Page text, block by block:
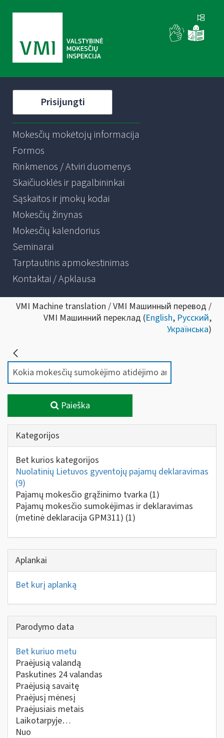
Prisijungti
Mokesčių mokėtojų informacija
Formos
Rinkmenos / Atviri duomenys
Skaičiuoklės ir pagalbininkai
Sąskaitos ir įmokų kodai
Mokesčių žinynas
Mokesčių kalendorius
Seminarai
Tarptautinis apmokestinimas
Kontaktai / Apklausa
VMI Machine translation / VMI Машинный перевод /
VMI Машинний переклад (English, Русский,
Українська)
Paieška
Kategorijos
Bet kurios kategorijos
Nuolatinių Lietuvos gyventojų pajamų deklaravimas
(9)
Pajamų mokesčio grąžinimo tvarka (1)
Pajamų mokesčio sumokėjimas ir deklaravimas
(metinė deklaracija GPM311) (1)
Aplankai
Bet kurį aplanką
Parodymo data
Bet kuriuo metu
Praėjusią valandą
Paskutines 24 valandas
Praėjusią savaitę
Praėjusį mėnesį
Praėjusiais metais
Laikotarpyje…
Nuo